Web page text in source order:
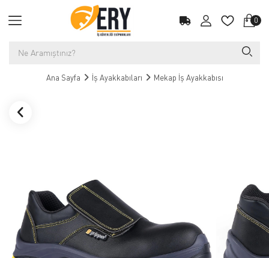
0
Ana Sayfa İş Ayakkabıları Mekap İş Ayakkabısı